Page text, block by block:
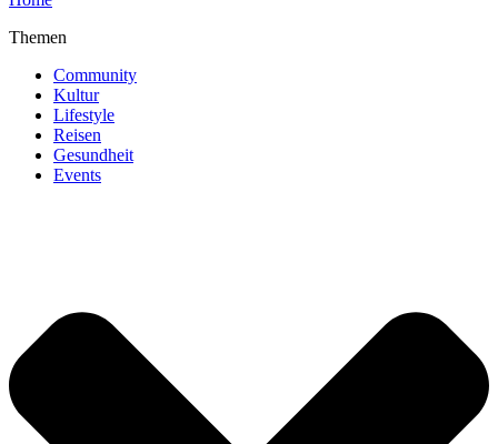
Themen
Community
Kultur
Lifestyle
Reisen
Gesundheit
Events